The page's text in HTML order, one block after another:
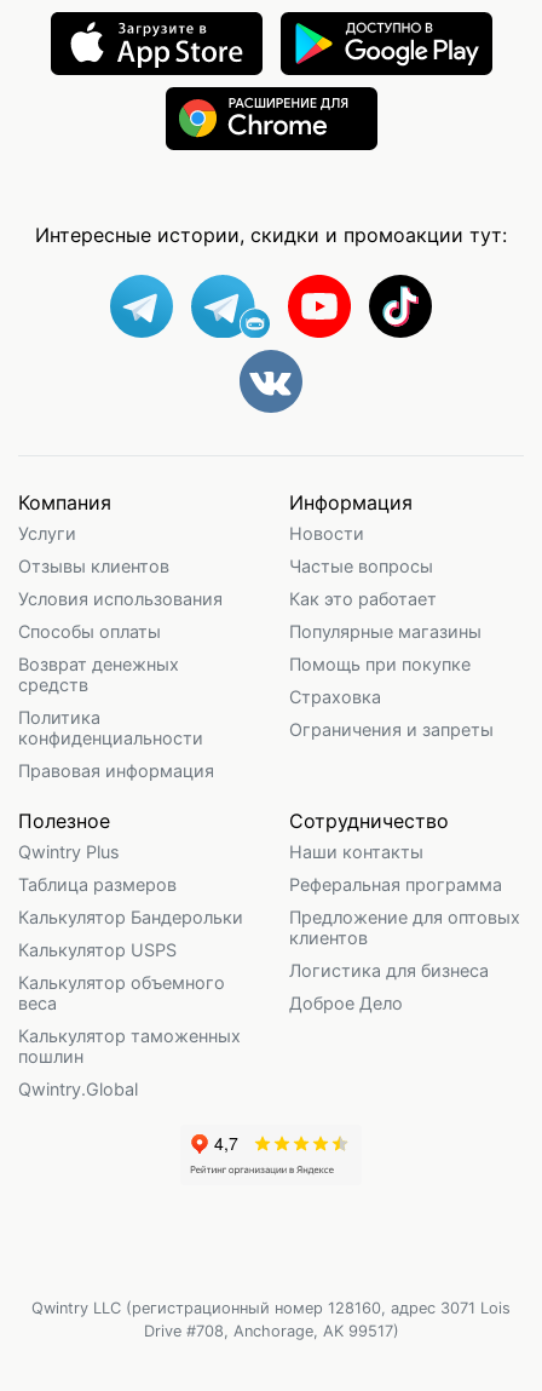
Интересные истории, скидки и промоакции тут:
Компания
Услуги
Отзывы клиентов
Условия использования
Способы оплаты
Возврат денежных
средств
Политика
конфиденциальности
Правовая информация
Информация
Новости
Частые вопросы
Как это работает
Популярные магазины
Помощь при покупке
Страховка
Ограничения и запреты
Полезное
Qwintry Plus
Таблица размеров
Калькулятор Бандерольки
Калькулятор USPS
Калькулятор объемного
веса
Калькулятор таможенных
пошлин
Qwintry.Global
Сотрудничество
Наши контакты
Реферальная программа
Предложение для оптовых
клиентов
Логистика для бизнеса
Доброе Дело
Qwintry LLC (регистрационный номер 128160, адрес 3071 Lois
Drive #708, Anchorage, AK 99517)